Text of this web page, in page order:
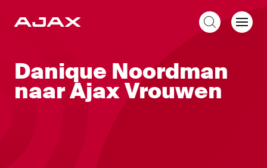
Danique Noordman
naar Ajax Vrouwen